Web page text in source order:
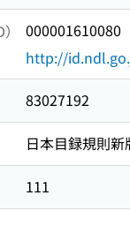
000001610080
http://
83027192
日本目録規則新
111